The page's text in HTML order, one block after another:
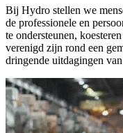
Bij Hydro stellen we
de professionele en
te ondersteunen,
verenigd zijn rond een
dringende uitdagingen